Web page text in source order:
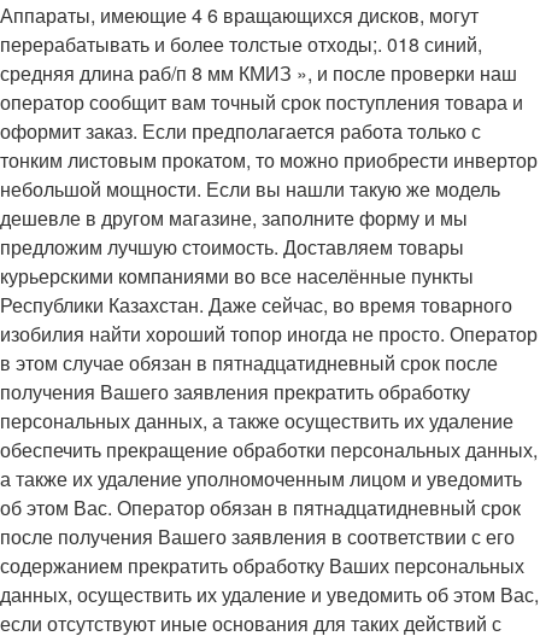
Аппараты, имеющие 4 6 вращающихся дисков, могут
перерабатывать и более толстые отходы;. 018 синий,
средняя длина раб/п 8 мм КМИЗ », и после проверки наш
оператор сообщит вам точный срок поступления товара и
оформит заказ. Если предполагается работа только с
тонким листовым прокатом, то можно приобрести инвертор
небольшой мощности. Если вы нашли такую же модель
дешевле в другом магазине, заполните форму и мы
предложим лучшую стоимость. Доставляем товары
курьерскими компаниями во все населённые пункты
Республики Казахстан. Даже сейчас, во время товарного
изобилия найти хороший топор иногда не просто. Оператор
в этом случае обязан в пятнадцатидневный срок после
получения Вашего заявления прекратить обработку
персональных данных, а также осуществить их удаление
обеспечить прекращение обработки персональных данных,
а также их удаление уполномоченным лицом и уведомить
об этом Вас. Оператор обязан в пятнадцатидневный срок
после получения Вашего заявления в соответствии с его
содержанием прекратить обработку Ваших персональных
данных, осуществить их удаление и уведомить об этом Вас,
если отсутствуют иные основания для таких действий с